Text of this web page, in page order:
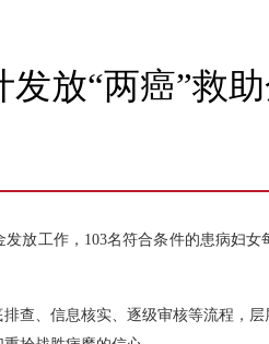
发放“两癌”救
放工作，103名符合条件的患病妇
查、信息核实、逐级审核等流程，